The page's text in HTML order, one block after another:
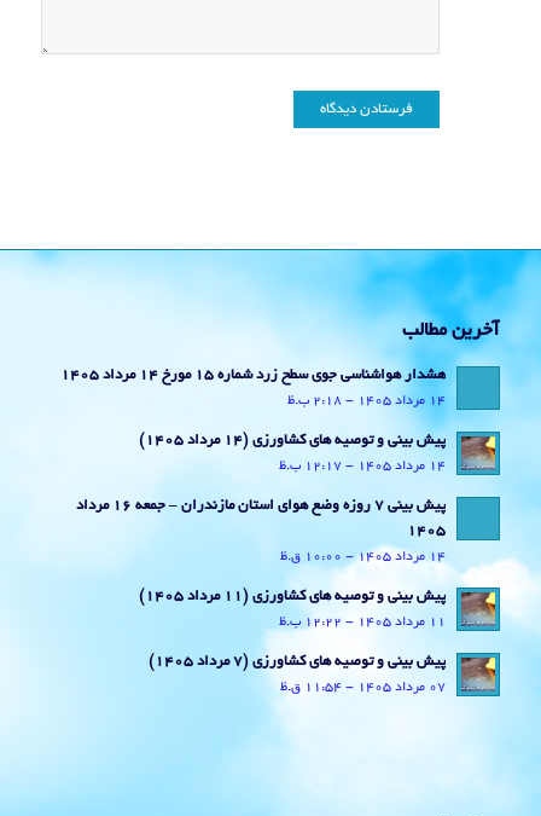
آخرین مطالب
هشدار هواشناسی جوی سطح زرد شماره 15 مورخ 14 مرداد 1405
14 مرداد 1405 - 2:18 ب.ظ
پیش بینی و توصیه های کشاورزی (14 مرداد ۱۴۰۵)
14 مرداد 1405 - 12:17 ب.ظ
پیش بینی 7 روزه وضع هوای استان مازندران – جمعه 16 مرداد
1405
14 مرداد 1405 - 10:00 ق.ظ
پیش بینی و توصیه های کشاورزی (11 مرداد ۱۴۰۵)
11 مرداد 1405 - 12:22 ب.ظ
پیش بینی و توصیه های کشاورزی (7 مرداد ۱۴۰۵)
07 مرداد 1405 - 11:54 ق.ظ